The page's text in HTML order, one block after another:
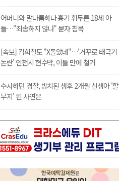
어머니와 말다툼하다 흉기 휘두른 18세 아
들…"죄송하지 않나" 묻자 침묵
[속보] 김희철도 "X돌았네"…'거꾸로 태극기
논란' 인천시 현수막, 이틀 만에 철거
수사하던 경찰, 방치된 생후 2개월 신생아 '할
부지' 된 사연은